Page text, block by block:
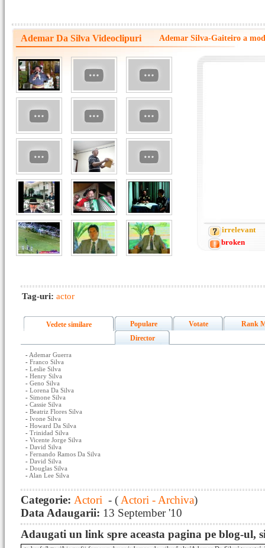
Ademar Da Silva Videoclipuri Ademar Silva-Gaiteiro a
irrelevant
broken
Tag-uri: actor
Vedete similare Populare Votate
Rank
Director
- Ademar Guerra
- Franco Silva
- Leslie Silva
- Henry Silva
- Geno Silva
- Lorena Da Silva
- Simone Silva
- Cassie Silva
- Beatriz Flores Silva
- Ivone Silva
- Howard Da Silva
- Trinidad Silva
- Vicente Jorge Silva
- David Silva
- Fernando Ramos Da Silva
- David Silva
- Douglas Silva
- Alan Lee Silva
Categorie: Actori - ( Actori - Archiva)
Data Adaugarii: 13 September '10
Adaugati un link spre aceasta pagina pe blog-ul,